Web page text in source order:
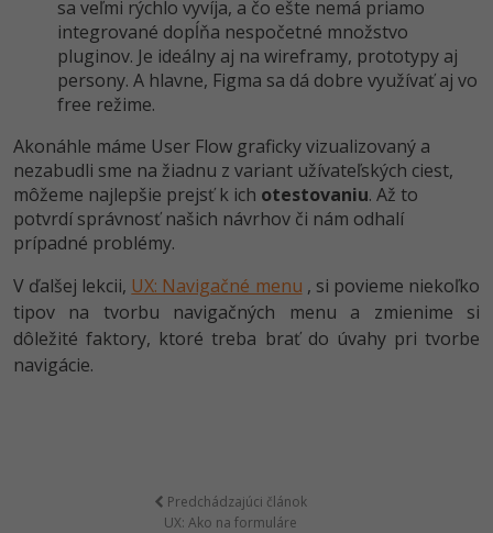
sa veľmi rýchlo vyvíja, a čo ešte nemá priamo
integrované dopĺňa nespočetné množstvo
pluginov. Je ideálny aj na wireframy, prototypy aj
persony. A hlavne, Figma sa dá dobre využívať aj vo
free režime.
Akonáhle máme User Flow graficky vizualizovaný a
nezabudli sme na žiadnu z variant užívateľských ciest,
môžeme najlepšie prejsť k ich otestovaniu. Až to
potvrdí správnosť našich návrhov či nám odhalí
prípadné problémy.
V ďalšej lekcii, UX: Navigačné menu , si povieme niekoľko
tipov na tvorbu navigačných menu a zmienime si
dôležité faktory, ktoré treba brať do úvahy pri tvorbe
navigácie.
Predchádzajúci článok
UX: Ako na formuláre